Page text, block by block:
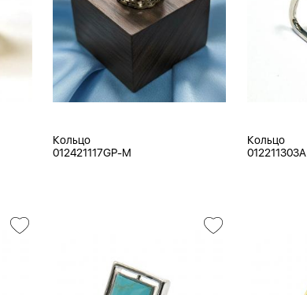
Кольцо
012421117GP-M
Кольцо
012211303A